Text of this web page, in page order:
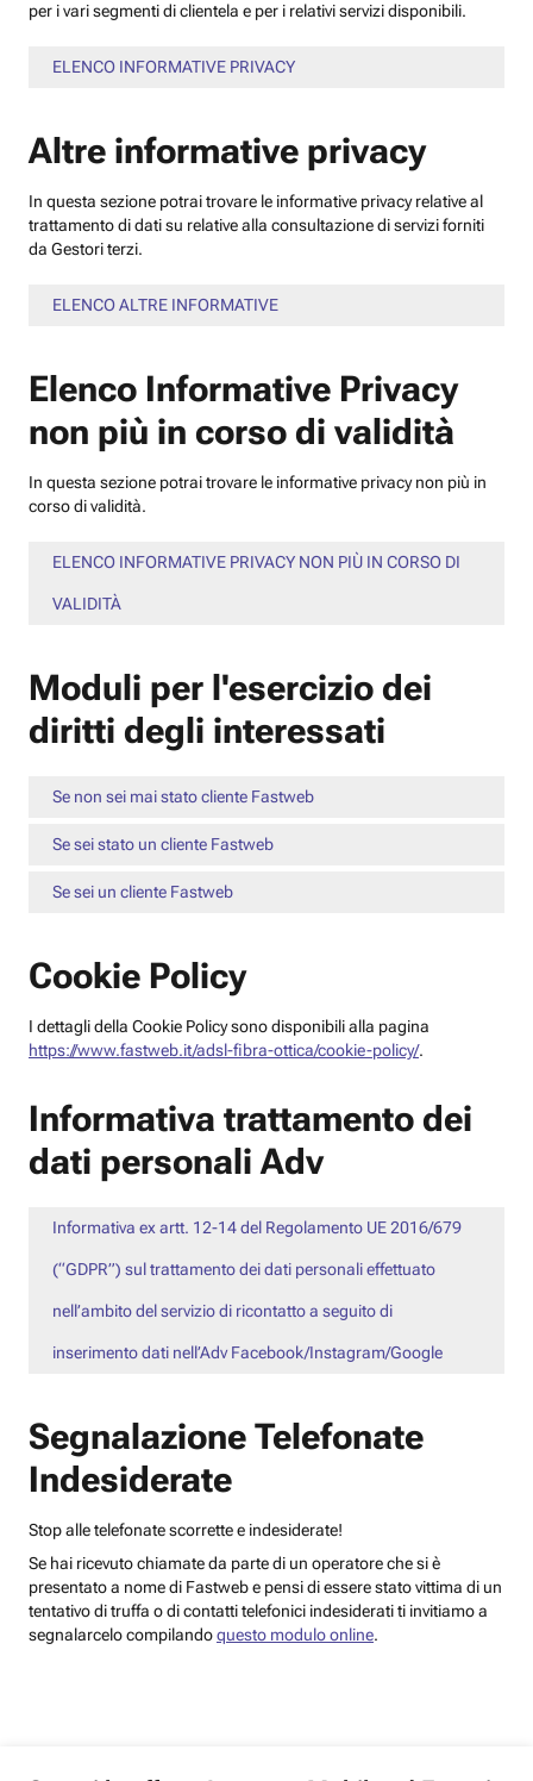
per i vari segmenti di clientela e per i relativi servizi disponibili.
ELENCO INFORMATIVE PRIVACY
Altre informative privacy
In questa sezione potrai trovare le informative privacy relative al
trattamento di dati su relative alla consultazione di servizi forniti
da Gestori terzi.
ELENCO ALTRE INFORMATIVE
Elenco Informative Privacy
non più in corso di validità
In questa sezione potrai trovare le informative privacy non più in
corso di validità.
ELENCO INFORMATIVE PRIVACY NON PIÙ IN CORSO DI
VALIDITÀ
Moduli per l'esercizio dei
diritti degli interessati
Se non sei mai stato cliente Fastweb
Se sei stato un cliente Fastweb
Se sei un cliente Fastweb
Cookie Policy
I dettagli della Cookie Policy sono disponibili alla pagina
https://www.fastweb.it/adsl-fibra-ottica/cookie-policy/.
Informativa trattamento dei
dati personali Adv
Informativa ex artt. 12-14 del Regolamento UE 2016/679
(“GDPR”) sul trattamento dei dati personali effettuato
nell’ambito del servizio di ricontatto a seguito di
inserimento dati nell’Adv Facebook/Instagram/Google
Segnalazione Telefonate
Indesiderate
Stop alle telefonate scorrette e indesiderate!
Se hai ricevuto chiamate da parte di un operatore che si è
presentato a nome di Fastweb e pensi di essere stato vittima di un
tentativo di truffa o di contatti telefonici indesiderati ti invitiamo a
segnalarcelo compilandoquesto modulo online.